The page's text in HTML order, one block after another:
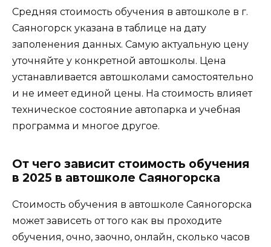
Средняя стоимость обучения в автошколе в г.
Саяногорск указана в таблице на дату
заполенения данных. Самую актуальную цену
уточняйте у конкретной автошколы. Цена
устанавливается автошколами самостоятельно
и не имеет единой цены. На стоимость влияет
техническое состояние автопарка и учебная
программа и многое другое.
От чего зависит стоимость обучения
в 2025 в автошколе Саяногорска
Стоимость обучения в автошколе Саяногорска
может зависеть от того как вы проходите
обучения, очно, заочно, онлайн, сколько часов